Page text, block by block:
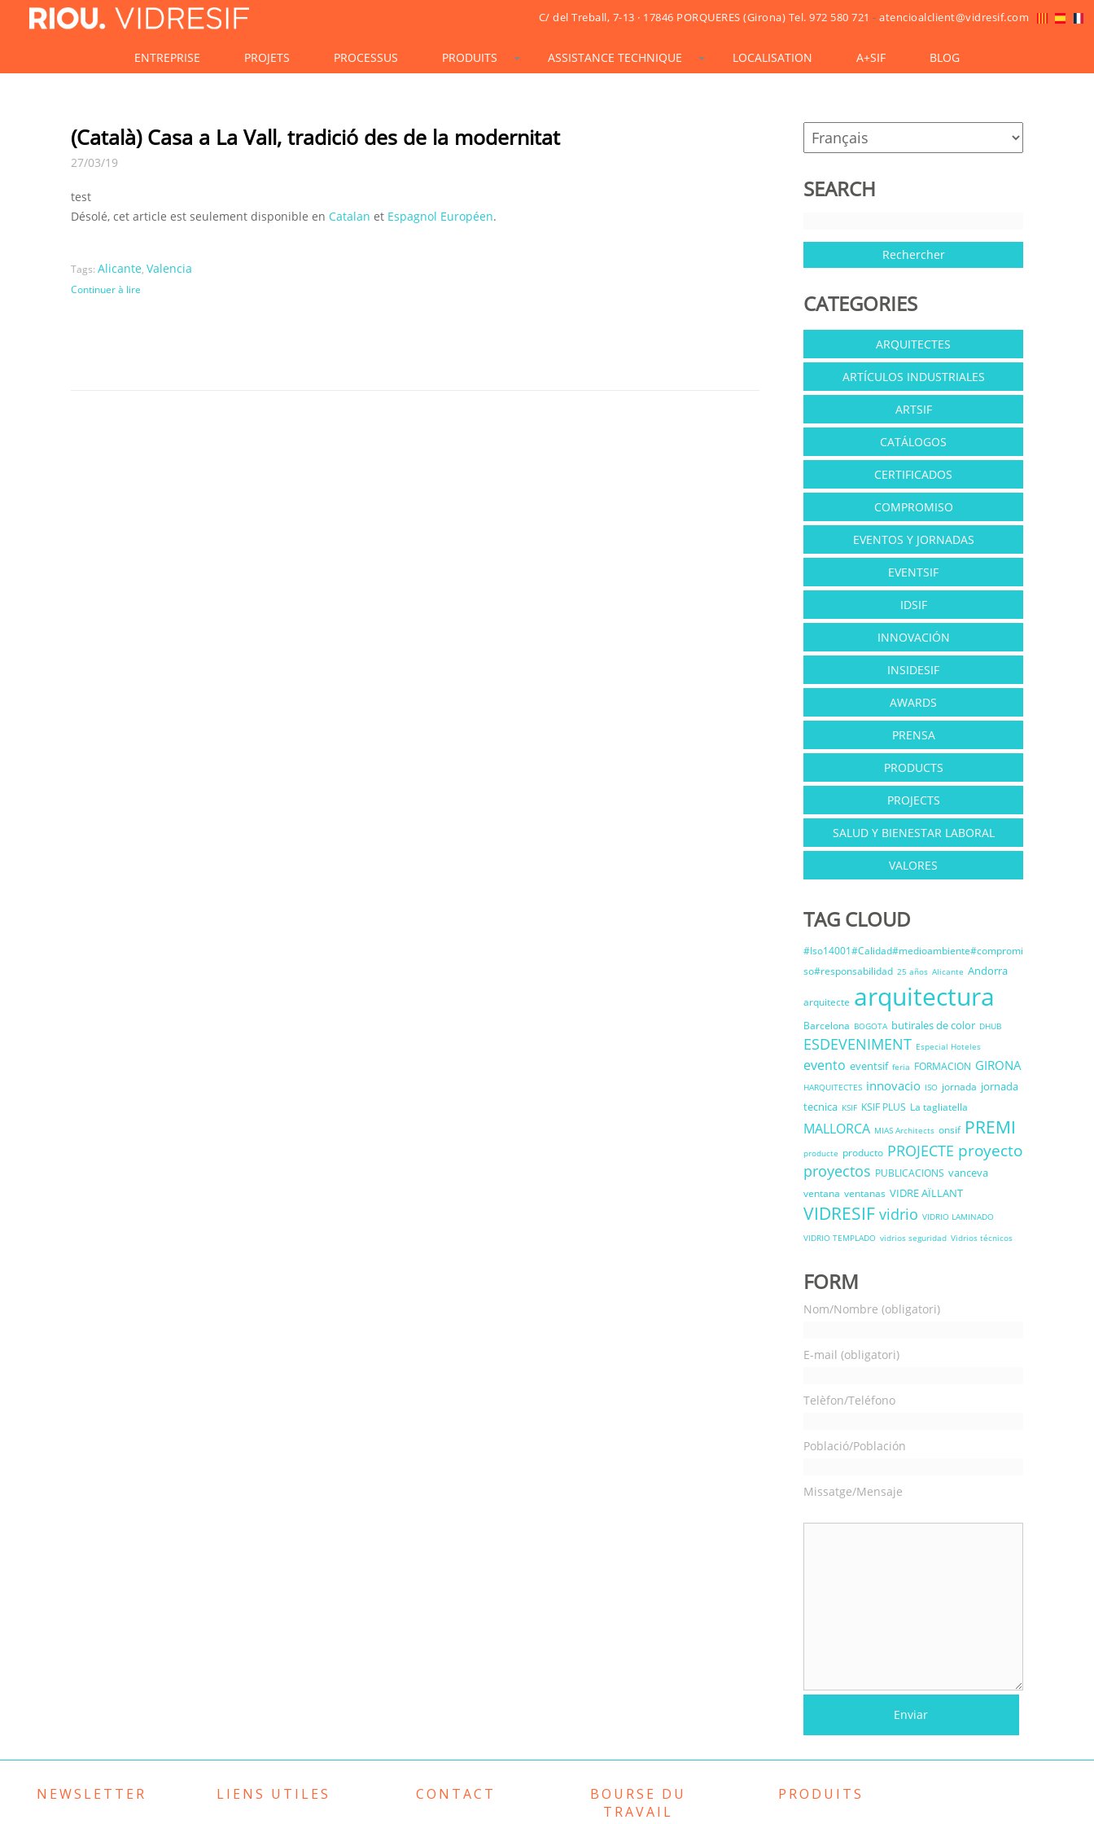
C/ del Treball, 7-13 · 17846 PORQUERES (Girona) Tel. 972 580 721 -atencioalclient@vidresif.com
ENTREPRISE PROJETS PROCESSUS PRODUITS ASSISTANCE TECHNIQUE LOCALISATION A+SIF BLOG
(Català) Casa a La Vall, tradició des de la modernitat
27/03/19
test
Désolé, cet article est seulement disponible en Catalan et Espagnol Européen.
Tags: Alicante, Valencia
Continuer à lire
SEARCH
CATEGORIES
ARQUITECTES
ARTÍCULOS INDUSTRIALES
ARTSIF
CATÁLOGOS
CERTIFICADOS
COMPROMISO
EVENTOS Y JORNADAS
EVENTSIF
IDSIF
INNOVACIÓN
INSIDESIF
AWARDS
PRENSA
PRODUCTS
PROJECTS
SALUD Y BIENESTAR LABORAL
VALORES
TAG CLOUD
#Iso14001#Calidad#medioambiente#compromi
so#responsabilidad 25 años Alicante Andorra
arquitecte arquitectura
Barcelona BOGOTA butirales de color DHUB
ESDEVENIMENT Especial Hoteles
evento eventsif feria FORMACION GIRONA
HARQUITECTES innovacio ISO jornada jornada
tecnica KSIF KSIF PLUS La tagliatella
MALLORCA MIAS Architects onsif PREMI
producte producto PROJECTE proyecto
proyectos PUBLICACIONS vanceva
ventana ventanas VIDRE AÏLLANT
VIDRESIF vidrio VIDRIO LAMINADO
VIDRIO TEMPLADO vidrios seguridad Vidrios técnicos
FORM
Nom/Nombre (obligatori)
E-mail (obligatori)
Telèfon/Teléfono
Població/Población
Missatge/Mensaje
NEWSLETTER LIENS UTILES CONTACT
BOURSE DU
TRAVAIL
PRODUITS